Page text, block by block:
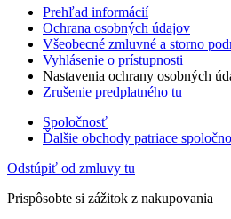
Prehľad informácií
Ochrana osobných údajov
Všeobecné zmluvné a storno
Vyhlásenie o prístupnosti
Nastavenia ochrany osobných
Zrušenie predplatného tu
Spoločnosť
Ďalšie obchody patriace
Odstúpiť od zmluvy tu
Prispôsobte si zážitok z nakupovania